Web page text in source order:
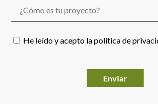
He leído y acepto lapolítica de